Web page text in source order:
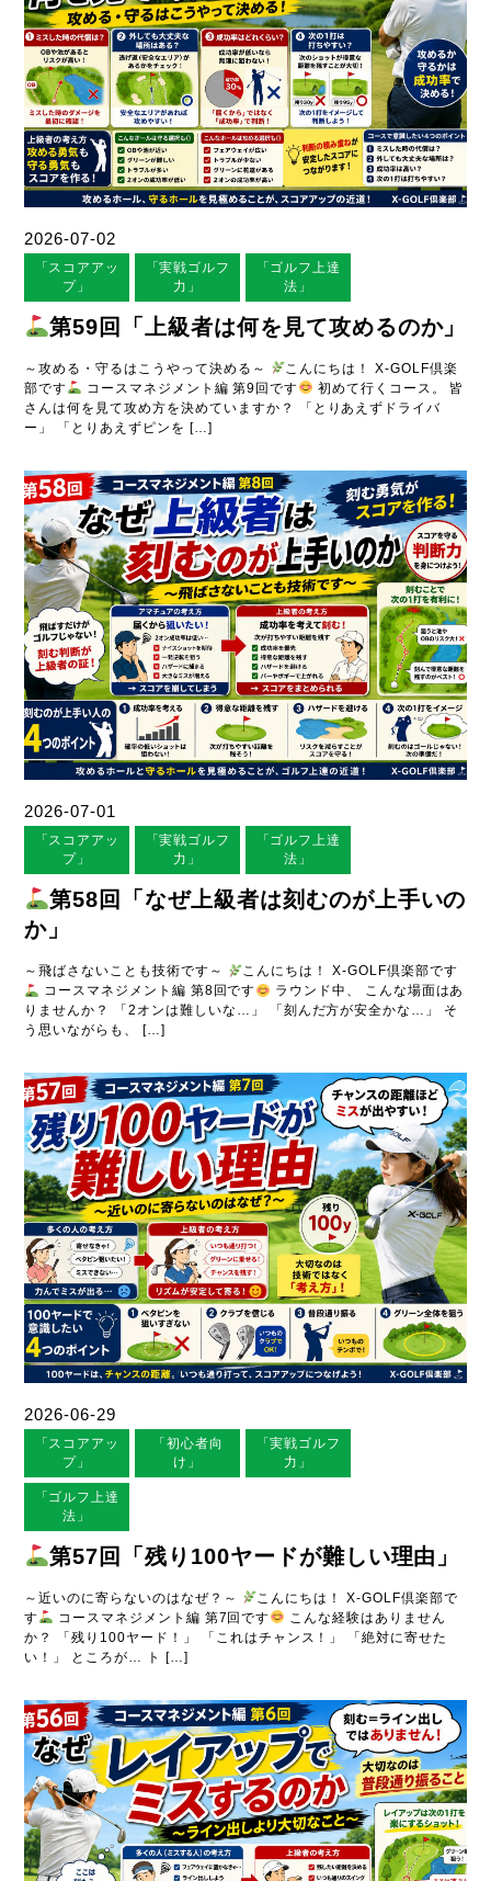
2026-07-02
「スコアアッ
プ」
「実戦ゴルフ
力」
「ゴルフ上達
法」
第59回「上級者は何を見て攻めるのか」
～攻める・守るはこうやって決める～
こんにちは！ X-GOLF倶楽
部です
コースマネジメント編 第9回です
初めて行くコース。 皆
さんは何を見て攻め方を決めていますか？ 「とりあえずドライバ
ー」 「とりあえずピンを […]
2026-07-01
「スコアアッ
プ」
「実戦ゴルフ
力」
「ゴルフ上達
法」
第58回「なぜ上級者は刻むのが上手いの
か」
～飛ばさないことも技術です～
こんにちは！ X-GOLF倶楽部です
コースマネジメント編 第8回です
ラウンド中、 こんな場面はあ
りませんか？ 「2オンは難しいな…」 「刻んだ方が安全かな…」 そ
う思いながらも、 […]
2026-06-29
「スコアアッ
プ」
「初心者向
け」
「実戦ゴルフ
力」
「ゴルフ上達
法」
第57回「残り100ヤードが難しい理由」
～近いのに寄らないのはなぜ？～
こんにちは！ X-GOLF倶楽部で
す
コースマネジメント編 第7回です
こんな経験はありません
か？ 「残り100ヤード！」 「これはチャンス！」 「絶対に寄せた
い！」 ところが… ト […]